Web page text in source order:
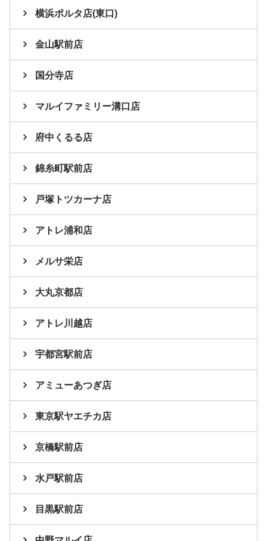
横浜ポルタ店(東口)
金山駅前店
国分寺店
マルイファミリー溝口店
府中くるる店
錦糸町駅前店
戸塚トツカーナ店
アトレ浦和店
メルサ栄店
大丸京都店
アトレ川越店
宇都宮駅前店
アミューあつぎ店
東京駅ヤエチカ店
京橋駅前店
水戸駅前店
目黒駅前店